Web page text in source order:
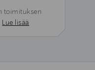
toimituksen
Lue lisää